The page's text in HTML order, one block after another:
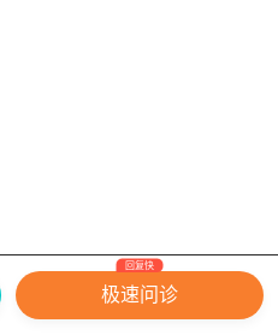
专区
关于我们
中华康网 版权所有
极速问诊
回复快